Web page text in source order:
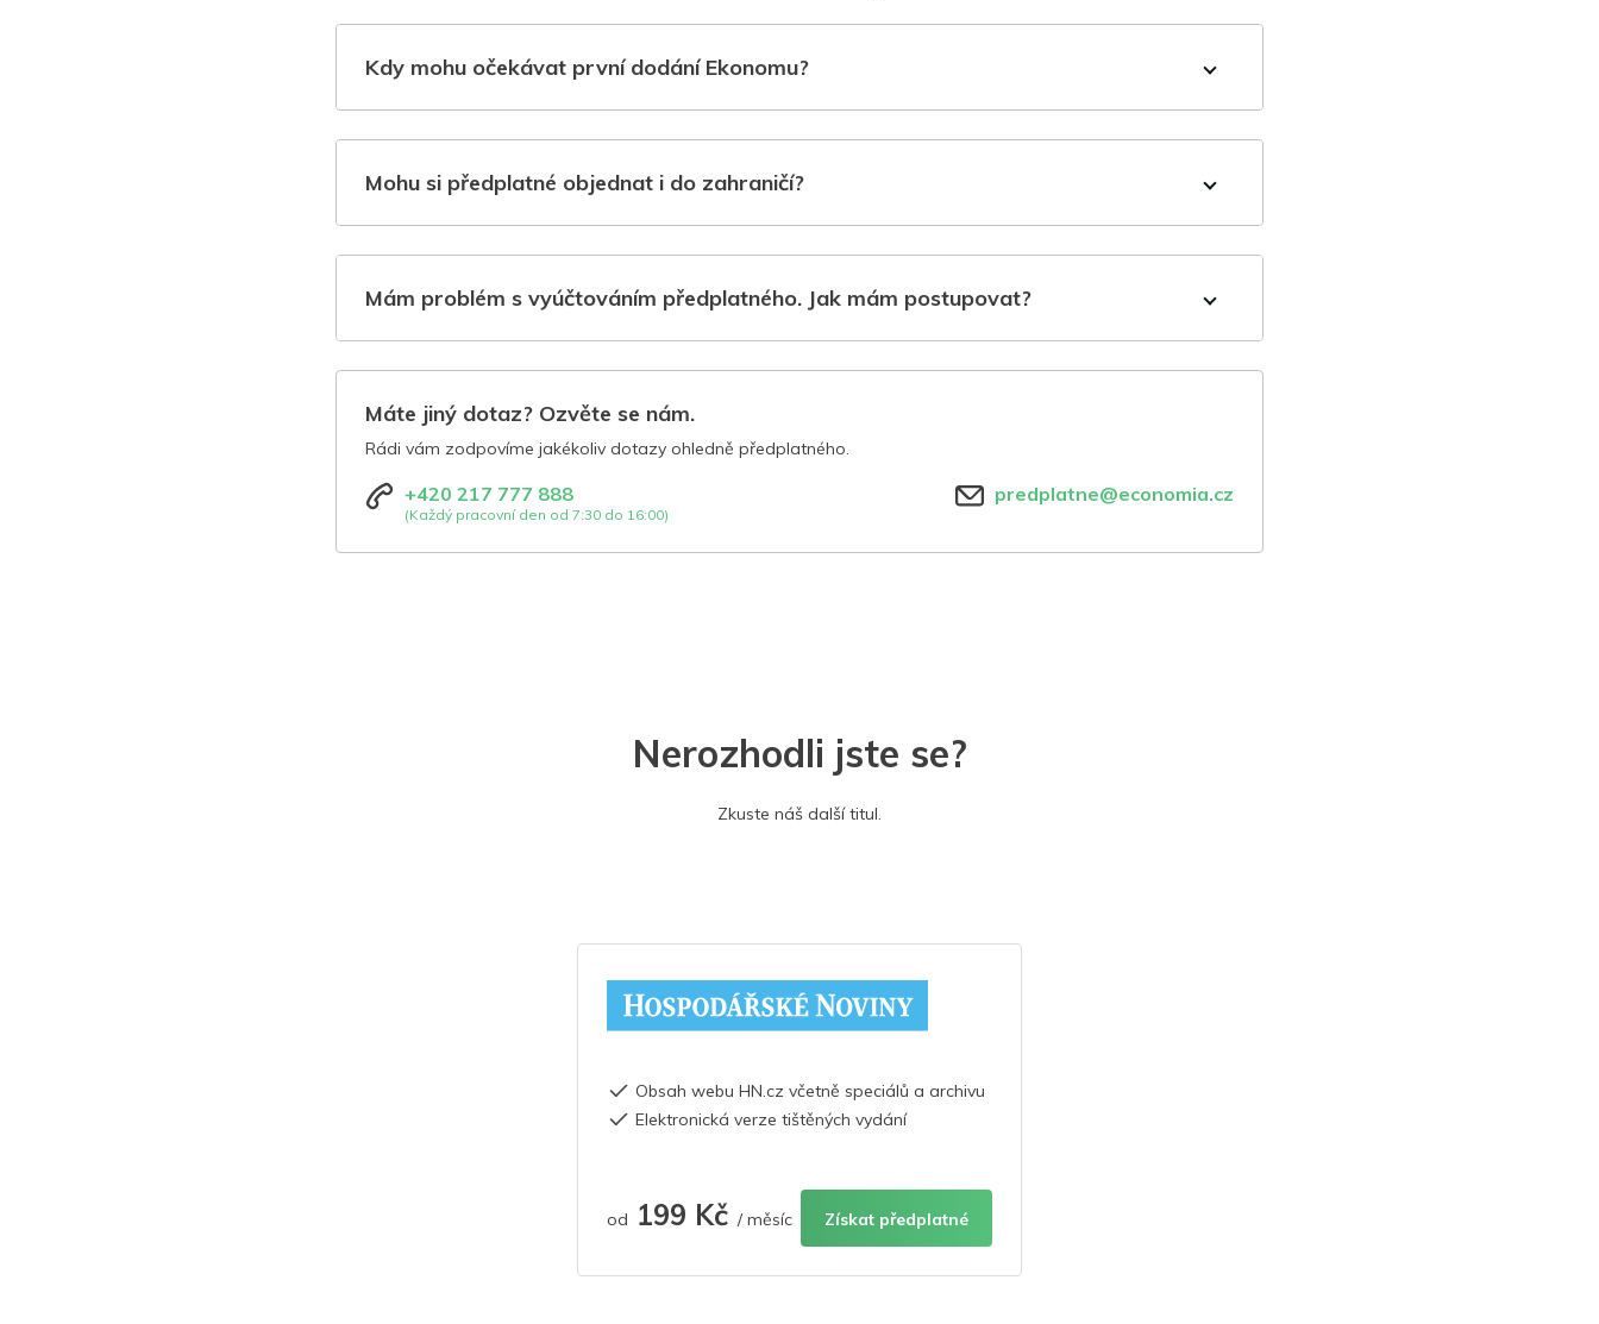
Kdy mohu očekávat první dodání Ekonomu?
Mohu si předplatné objednat i do zahraničí?
Mám problém s vyúčtováním předplatného. Jak mám postupovat?
Máte jiný dotaz? Ozvěte se nám.
Rádi vám zodpovíme jakékoliv dotazy ohledně předplatného.
+420 217 777 888
(Každý pracovní den od 7:30 do 16:00)
predplatne@economia.cz
Nerozhodli jste se?
Zkuste náš další titul.
Obsah webu HN.cz včetně speciálů a archivu
Elektronická verze tištěných vydání
od 199 Kč / měsíc Získat předplatné